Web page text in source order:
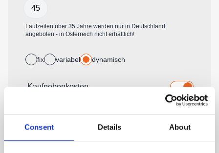
Consent Details About